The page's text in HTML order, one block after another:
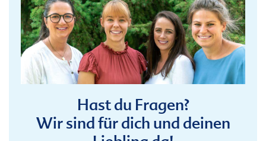
Hast du Fragen?
Wir sind für dich und deinen